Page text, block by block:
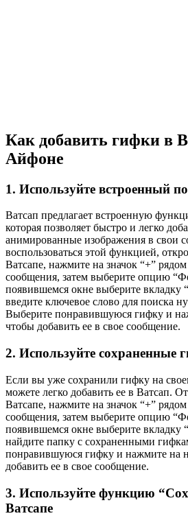
Как добавить гифки в
Айфоне
1. Используйте встроенный
Ватсап предлагает встроенную
которая позволяет быстро и легко
анимированные изображения в свои
воспользоваться этой функцией,
Ватсапе, нажмите на значок “+”
сообщения, затем выберите опцию
появившемся окне выберите вкладку
введите ключевое слово для поиска
Выберите понравившуюся гифку и
чтобы добавить ее в свое сообщение.
2. Используйте сохраненные
Если вы уже сохранили гифку на
можете легко добавить ее в Ватсап.
Ватсапе, нажмите на значок “+”
сообщения, затем выберите опцию
появившемся окне выберите вкладку
найдите папку с сохраненными
понравившуюся гифку и нажмите на
добавить ее в свое сообщение.
3. Используйте функцию
Ватсапе